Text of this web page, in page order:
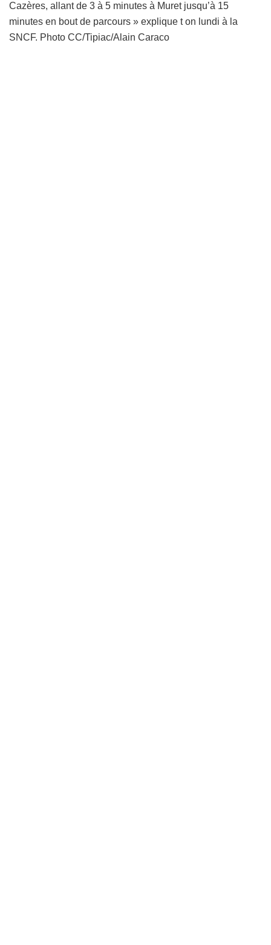
Cazères, allant de 3 à 5 minutes à Muret jusqu’à 15
minutes en bout de parcours » explique t on lundi à la
SNCF. Photo CC/Tipiac/Alain Caraco